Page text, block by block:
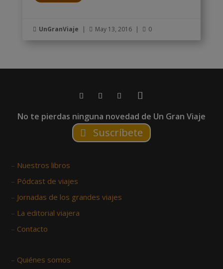
 UnGranViaje |  May 13, 2016 |  0
No te pierdas ninguna novedad de Un Gran Viaje
Suscríbete
– Nuestros libros
– Pódcast de viajes
– Jornadas de los grandes viajes
– La editorial viajera
– Contacto
– Quiénes somos